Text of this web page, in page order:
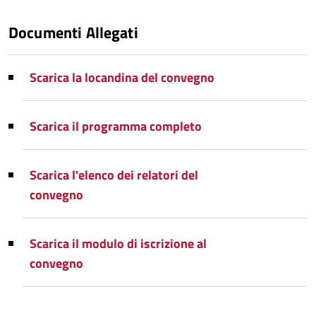
Documenti Allegati
Scarica la locandina del convegno
Scarica il programma completo
Scarica l'elenco dei relatori del
convegno
Scarica il modulo di iscrizione al
convegno